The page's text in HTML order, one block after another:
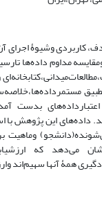
کاربردی وشیوۀ
این پژوهش با
همۀ آنها سهیم‌اند